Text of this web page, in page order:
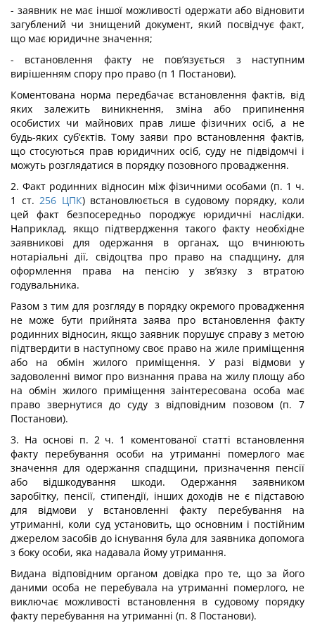
- заявник не має іншої можливості одержати або відновити
загублений чи знищений документ, який посвідчує факт,
що має юридичне значення;
- встановлення факту не пов’язується з наступним
вирішенням спору про право (п 1 Постанови).
Коментована норма передбачає встановлення фактів, від
яких залежить виникнення, зміна або припинення
особистих чи майнових прав лише фізичних осіб, а не
будь-яких суб‘єктів. Тому заяви про встановлення фактів,
що стосуються прав юридичних осіб, суду не підвідомчі і
можуть розглядатися в порядку позовного провадження.
2. Факт родинних відносин між фізичними особами (п. 1 ч.
1 ст. 256 ЦПК) встановлюється в судовому порядку, коли
цей факт безпосередньо породжує юридичні наслідки.
Наприклад, якщо підтвердження такого факту необхідне
заявникові для одержання в органах, що вчинюють
нотаріальні дії, свідоцтва про право на спадщину, для
оформлення права на пенсію у зв’язку з втратою
годувальника.
Разом з тим для розгляду в порядку окремого провадження
не може бути прийнята заява про встановлення факту
родинних відносин, якщо заявник порушує справу з метою
підтвердити в наступному своє право на жиле приміщення
або на обмін жилого приміщення. У разі відмови у
задоволенні вимог про визнання права на жилу площу або
на обмін жилого приміщення заінтересована особа має
право звернутися до суду з відповідним позовом (п. 7
Постанови).
3. На основі п. 2 ч. 1 коментованої статті встановлення
факту перебування особи на утриманні померлого має
значення для одержання спадщини, призначення пенсії
або відшкодування шкоди. Одержання заявником
заробітку, пенсії, стипендії, інших доходів не є підставою
для відмови у встановленні факту перебування на
утриманні, коли суд установить, що основним і постійним
джерелом засобів до існування була для заявника допомога
з боку особи, яка надавала йому утримання.
Видана відповідним органом довідка про те, що за його
даними особа не перебувала на утриманні померлого, не
виключає можливості встановлення в судовому порядку
факту перебування на утриманні (п. 8 Постанови).